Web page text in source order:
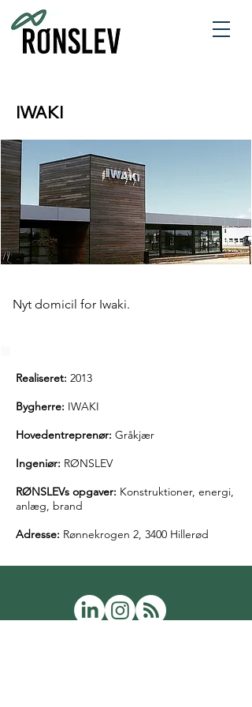
IWAKI
Nyt domicil for Iwaki.
Realiseret: 2013
Bygherre: IWAKI
Hovedentreprenør: Gråkjær
Ingeniør: RØNSLEV
RØNSLEVs opgaver: Konstruktioner, energi,
anlæg, brand
Adresse: Rønnekrogen 2, 3400 Hillerød